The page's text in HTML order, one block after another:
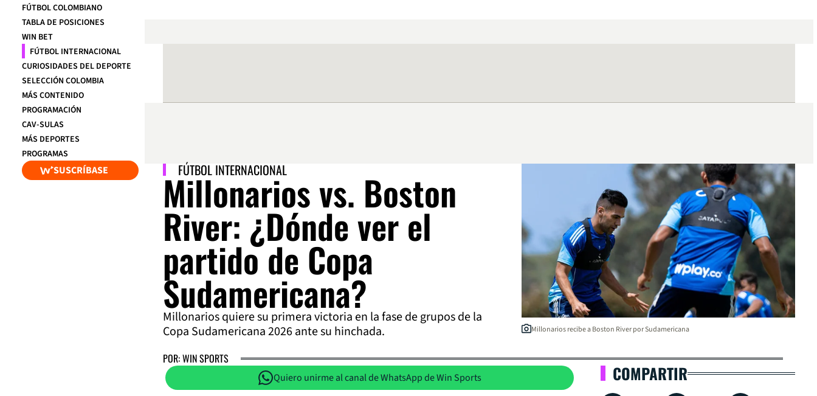
FÚTBOL COLOMBIANO
TABLA DE POSICIONES
WIN BET
FÚTBOL INTERNACIONAL
CURIOSIDADES DEL DEPORTE
SELECCIÓN COLOMBIA
MÁS CONTENIDO
PROGRAMACIÓN
CAV-SULAS
MÁS DEPORTES
PROGRAMAS
SUSCRÍBASE FÚTBOL INTERNACIONAL
Millonarios vs. Boston
River: ¿Dónde ver el
partido de Copa
Sudamericana?
Millonarios quiere su primera victoria en la fase de grupos de la
Copa Sudamericana 2026 ante su hinchada.
Millonarios recibe a Boston River por Sudamericana
POR: WIN SPORTS
Quiero unirme al canal de WhatsApp de Win Sports COMPARTIR